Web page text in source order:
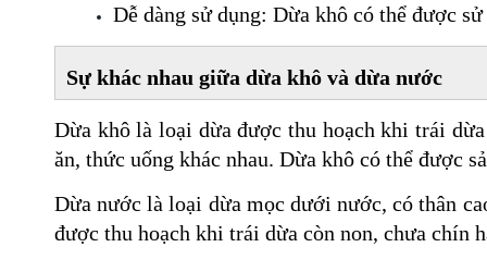
Dễ dàng sử dụng: Dừa khô có thể được
Sự khác nhau giữa dừa khô và dừa nước
Dừa khô là loại dừa được thu hoạch khi trái
ăn, thức uống khác nhau. Dừa khô có thể được
Dừa nước là loại dừa mọc dưới nước, có thân
được thu hoạch khi trái dừa còn non, chưa chín